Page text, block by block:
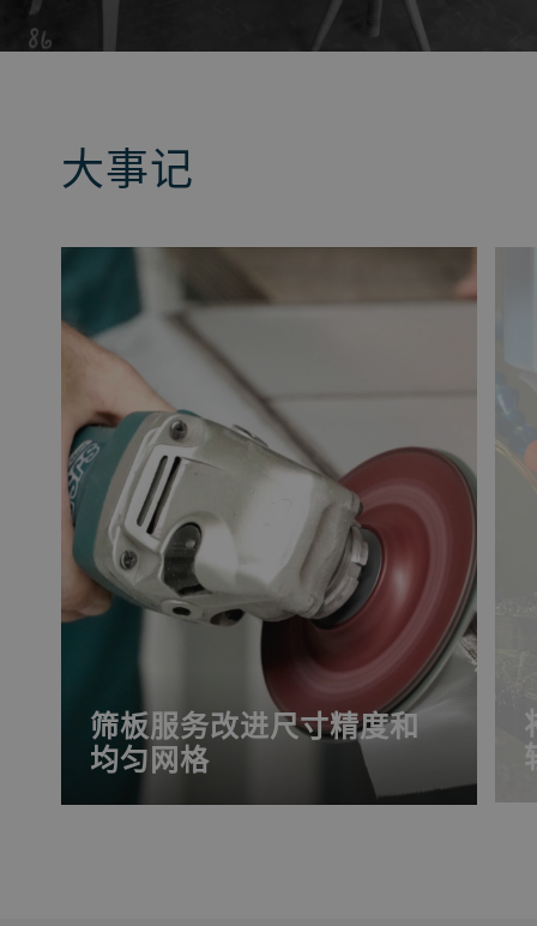
大事记
筛板服务改进尺寸精度和
均匀网格
对高方筛安全性和效率而言，每个细节都